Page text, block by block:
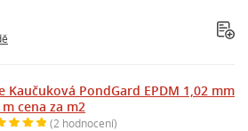
Kaučuková PondGard EPDM 1,02 mm
cena za m2
(2 hodnocení)